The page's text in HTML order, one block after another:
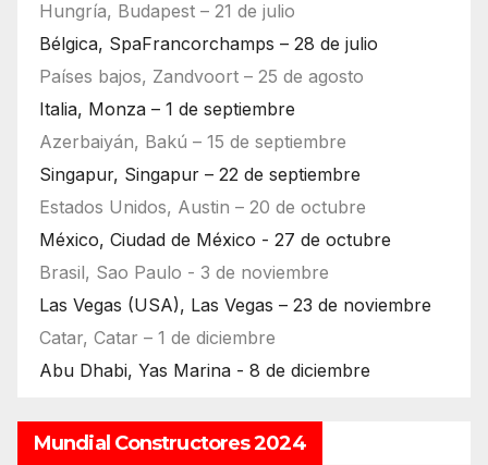
Hungría, Budapest – 21 de julio
Bélgica, SpaFrancorchamps – 28 de julio
Países bajos, Zandvoort – 25 de agosto
Italia, Monza – 1 de septiembre
Azerbaiyán, Bakú – 15 de septiembre
Singapur, Singapur – 22 de septiembre
Estados Unidos, Austin – 20 de octubre
México, Ciudad de México - 27 de octubre
Brasil, Sao Paulo - 3 de noviembre
Las Vegas (USA), Las Vegas – 23 de noviembre
Catar, Catar – 1 de diciembre
Abu Dhabi, Yas Marina - 8 de diciembre
Mundial Constructores 2024